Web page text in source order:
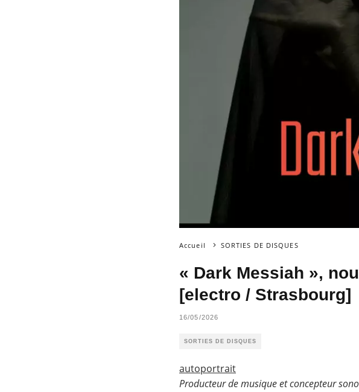
Accueil SORTIES DE DISQUES
« Dark Messiah »,
[electro / Strasbourg]
16/05/2026
SORTIES DE DISQUES
autoportrait
Producteur de musique et concepteur